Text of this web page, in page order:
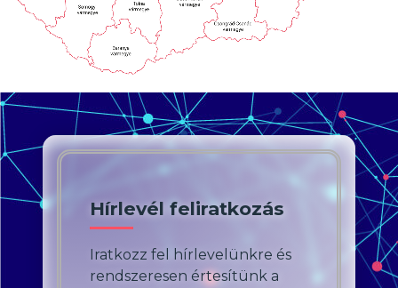
Hírlevél feliratkozás
Iratkozz fel hírlevelünkre és
rendszeresen értesítünk a